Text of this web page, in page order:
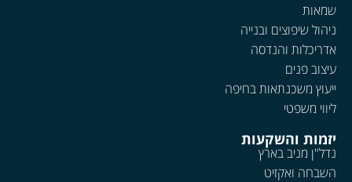
שמאות
ניהול שיפוצים ובנייה
אדריכלות והנדסה
עיצוב פנים
ייעוץ משכנתאות בחיפה
ליווי משפטי
יזמות והשקעות
נדל"ן מניב בארץ
השבחה ואקזיט